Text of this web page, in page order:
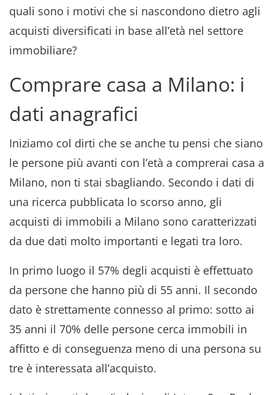
quali sono i motivi che si nascondono dietro agli
acquisti diversificati in base all’età nel settore
immobiliare?
Comprare casa a Milano: i
dati anagrafici
Iniziamo col dirti che se anche tu pensi che siano
le persone più avanti con l’età a comprerai casa a
Milano, non ti stai sbagliando. Secondo i dati di
una ricerca pubblicata lo scorso anno, gli
acquisti di immobili a Milano sono caratterizzati
da due dati molto importanti e legati tra loro.
In primo luogo il 57% degli acquisti è effettuato
da persone che hanno più di 55 anni. Il secondo
dato è strettamente connesso al primo: sotto ai
35 anni il 70% delle persone cerca immobili in
affitto e di conseguenza meno di una persona su
tre è interessata all’acquisto.